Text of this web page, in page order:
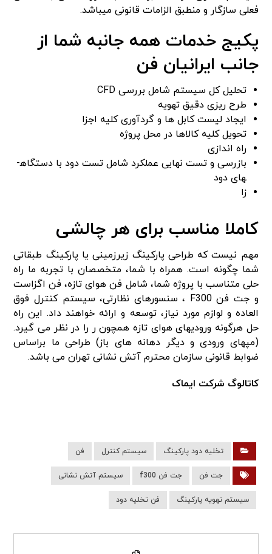
فعلی سازگار و منطبق الزامات قانونی میباشد.
پکیج خدمات همه جانبه شما از
جانب ایرانیان فن
تحلیل کل سیستم شامل بررسی CFD
طرح ریزی دقیق تهویه
ایجاد لیست کابل ها و گردآوری کلیه اجزا
تحویل کلیه کالاها در محل پروژه
راه اندازی
بازرسی و تست نهایی عملکرد شامل تست دود با دستگاه­
های دود
زا
کاملا مناسب برای هر چالشی
مهم نیست که طراحی پارکینگ زیرزمینی یا پارکینگ طبقاتی
شما چگونه است. همراه با شما، متخصصان با تجربه ما راه
حلی متناسب با پروژه شما، شامل فن هوای تازه، فن اگزاست
و جت فن­ F300 ، سنسورهای نظارتی، سیستم کنترل فوق
العاده و لوازم مورد نیاز، توسعه و ارائه خواهند داد. این راه
حل هرگونه ورودی­های هوای تازه همچون ر را در نظر می گیرد.
(مپ­های ورودی و دیگر دهانه­ های باز) طراحی ما براساس
ضوابط قانونی سازمان محترم آتش نشانی تهران می باشد.
کاتالوگ شرکت ایماک
تخلیه دود پارکینگ سیستم کنترل فن
جت فن جت فن f300 سیستم آتش نشانی
سیستم تهویه پارکینگ فن تخلیه دود